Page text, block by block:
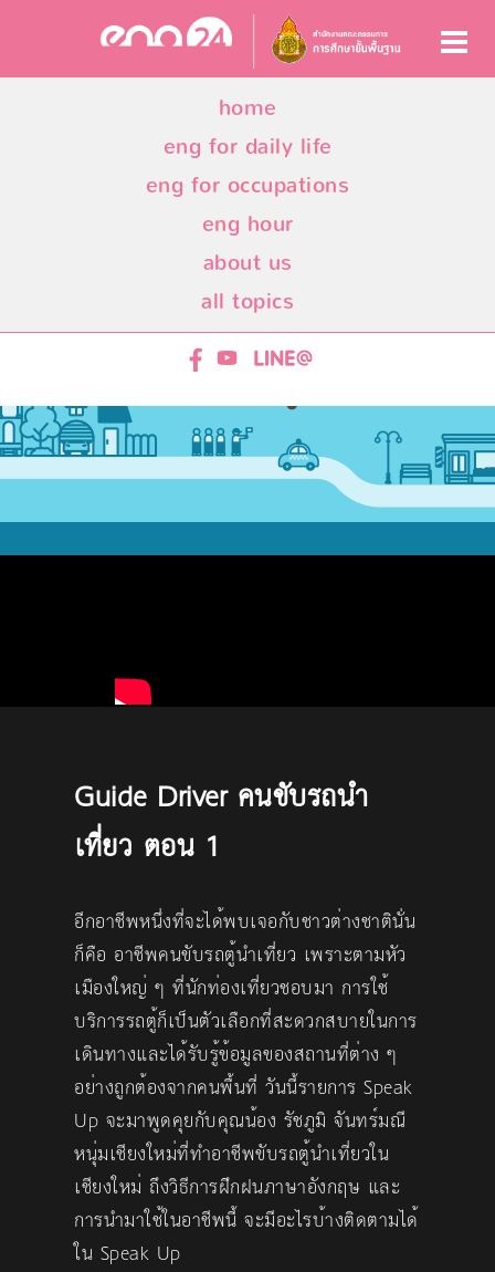
home
eng for daily life
eng for occupations
eng hour
about us
all topics
Guide Driver คนขับรถนำ
เที่ยว ตอน 1
อีกอาชีพหนึ่งที่จะได้พบเจอกับชาวต่างชาตินั่น
ก็คือ อาชีพคนขับรถตู้นำเที่ยว เพราะตามหัว
เมืองใหญ่ ๆ ที่นักท่องเที่ยวชอบมา การใช้
บริการรถตู้ก็เป็นตัวเลือกที่สะดวกสบายในการ
เดินทางและได้รับรู้ข้อมูลของสถานที่ต่าง ๆ
อย่างถูกต้องจากคนพื้นที่ วันนี้รายการ Speak
Up จะมาพูดคุยกับคุณน้อง รัชภูมิ จันทร์มณี
หนุ่มเชียงใหม่ที่ทำอาชีพขับรถตู้นำเที่ยวใน
เชียงใหม่ ถึงวิธีการฝึกฝนภาษาอังกฤษ และ
การนำมาใช้ในอาชีพนี้ จะมีอะไรบ้างติดตามได้
ใน Speak Up